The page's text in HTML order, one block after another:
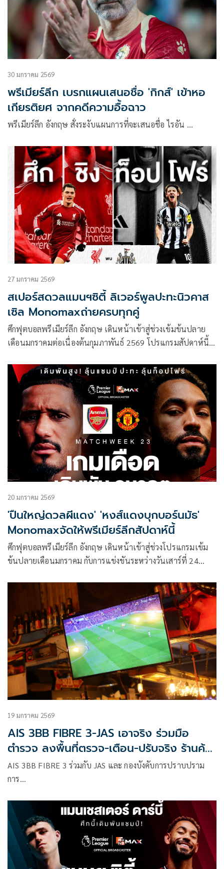
30 มกราคม 2569
พรีเมียร์ลีก เบรกแผนเสนอชื่อ 'กิกส์' เข้าหอ
เกียรติยศ จากคดีความอื้อฉาว
พรีเมียร์ลีก อังกฤษ สั่งระงับแผนการที่จะเสนอชื่อ ไรอัน …
27 มกราคม 2569
สเปอร์สดวลแมนฯซิตี้ ลิเวอร์พูลปะทะนิวคาส
เซิล Monomaxถ่ายครบทุกคู่
ศึกฟุตบอลพรีเมียร์ลีก อังกฤษ เดินหน้าเข้าสู่ช่วงเข้มข้นปลาย
เดือนมกราคมต่อเนื่องต้นกุมภาพันธ์ 2569 โปรแกรมสัปดาห์นี้
เกม โดยเริ่มต้นความมันตั้งแต่คืน วันเสาร์ที่ 31 มกราคม 2569
จนถึงวันอังคารที่ 3 กุมภาพันธ์ 2569 ถ่ายทอดสดครบทุกคู่ทาง
Monomax และบางคู่รับชมได้ทาง ช่อง MONO29
20 มกราคม 2569
'ปืนใหญ่ดวลผีแดง' 'หงส์แดงบุกบอร์นมัธ'
Monomaxจัดให้พรีเมียร์ลีกสัปดาห์นี้
ศึกฟุตบอลพรีเมียร์ลีก อังกฤษ เดินหน้าเข้าสู่ช่วงโปรแกรมเข้ม
ข้นปลายเดือนมกราคม กับการแข่งขันระหว่างวันเสาร์ที่ 24
เกมสำคัญครบทุกอารมณ์ ทั้งศึกหนีโซนล่าง และการลุ้นแชมป์
โดยสัปดาห์นี้ไฮไลต์สำคัญอยู่ที่บิ๊กแมตช์แห่งศักดิ์ศรี อาร์เซนอล
ปะทะ แมนเชสเตอร์ ยูไนเต็ด ถ่ายทอดสดครบทุกคู่ทาง
Monomax และบางคู่รับชมได้ทาง ช่อง MONO29
19 มกราคม 2569
AIS 3BB FIBRE 3-JAS เอาจริง ร่วมมือ
ตำรวจ ลงพื้นที่ตรวจ-เตือน-ปรับจริง ร้านค้า
ย่านสุขุมวิท ฉายฟุตบอลพรีเมียร์ลีกแบบผิด
ลิขสิทธิ์
AIS 3BB FIBRE 3 ร่วมกับ JAS และ กองบังคับการปราบปราม
การ…